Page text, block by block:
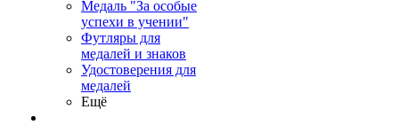
Медаль "За особые
успехи в учении"
Футляры для
медалей и знаков
Удостоверения для
медалей
Ещё